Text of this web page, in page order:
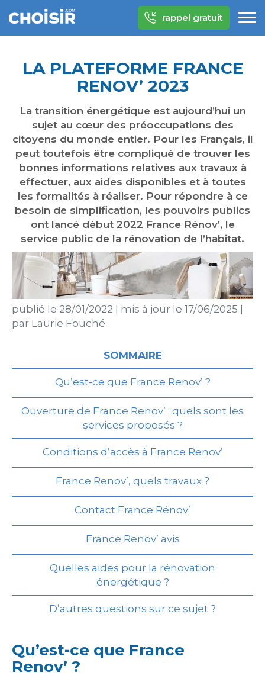
rappel gratuit
LA PLATEFORME FRANCE
RENOV’ 2023
La transition énergétique est aujourd’hui un
sujet au cœur des préoccupations des
citoyens du monde entier. Pour les Français, il
peut toutefois être compliqué de trouver les
bonnes informations relatives aux travaux à
effectuer, aux aides disponibles et à toutes
les formalités à réaliser. Pour répondre à ce
besoin de simplification, les pouvoirs publics
ont lancé début 2022 France Rénov’, le
service public de la rénovation de l’habitat.
publié le 28/01/2022 mis à jour le 17/06/2025
par Laurie Fouché
SOMMAIRE
Qu’est-ce que France Renov’ ?
Ouverture de France Renov’ : quels sont les
services proposés ?
Conditions d’accès à France Renov’
France Renov’, quels travaux ?
Contact France Rénov’
France Renov’ avis
Quelles aides pour la rénovation
énergétique ?
D’autres questions sur ce sujet ?
Qu’est-ce que France
Renov’ ?